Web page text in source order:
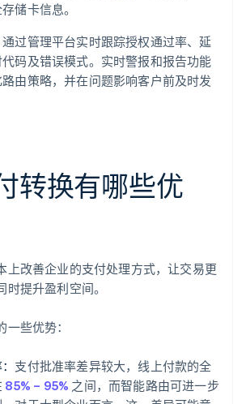
储卡信息。
通过管理平台实时跟踪授权通过率、延
码及错误模式。实时警报和报告功能
由策略，并在问题影响客户前及时发
转换有哪些优
上改善企业的支付处理方式，让交易更
提升盈利空间。
些优势：
支付批准率差异较大，线上付款的全
85% – 95% 之间，而智能路由可进一步